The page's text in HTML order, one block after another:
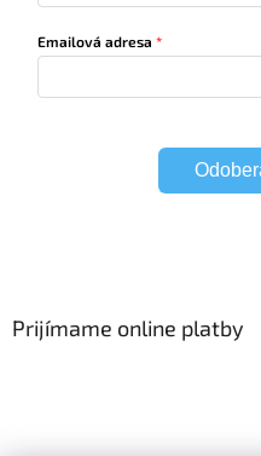
Emailová adresa
Prijímame online platby